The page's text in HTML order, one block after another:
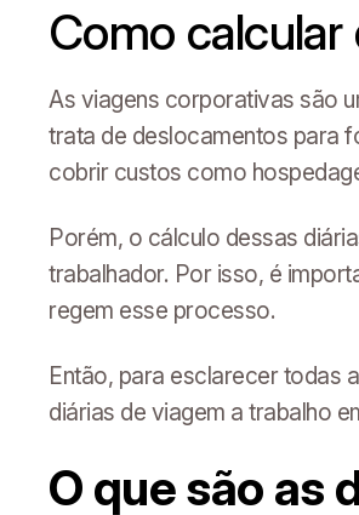
Como calcular
As viagens corporativas são
trata de deslocamentos para
cobrir custos como
Porém, o cálculo dessas
trabalhador. Por isso, é
regem esse processo.
Então, para esclarecer todas
diárias de viagem a trabalho
O que são as